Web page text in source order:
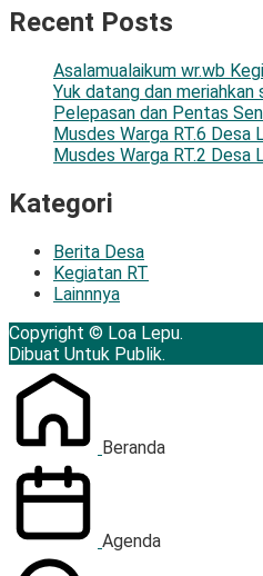
Recent Posts
Asalamualaikum wr.wb
Yuk datang dan
Pelepasan dan Pentas
Musdes Warga RT.6 Desa
Musdes Warga RT.2 Desa
Kategori
Berita Desa
Kegiatan RT
Lainnnya
Copyright © Loa Lepu.
Dibuat Untuk Publik.
Beranda
Agenda